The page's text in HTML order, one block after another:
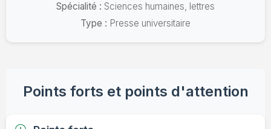
Spécialité : Sciences humaines, lettres
Type : Presse universitaire
Points forts et points d'attention